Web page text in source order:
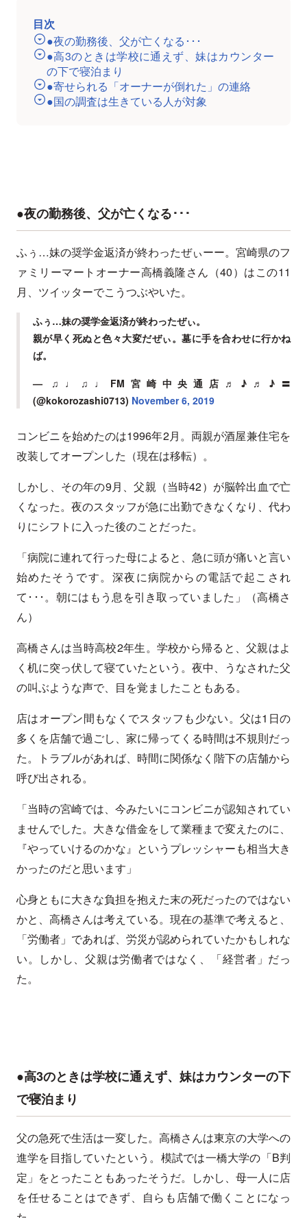
目次
●夜の勤務後、父が亡くなる･･･
●高3のときは学校に通えず、妹はカウンター
の下で寝泊まり
●寄せられる「オーナーが倒れた」の連絡
●国の調査は生きている人が対象
●夜の勤務後、父が亡くなる･･･
ふぅ…妹の奨学金返済が終わったぜぃーー。宮崎県のフ
ァミリーマートオーナー高橋義隆さん（40）はこの11
月、ツイッターでこうつぶやいた。
ふぅ…妹の奨学金返済が終わったぜぃ。
親が早く死ぬと色々大変だぜぃ。墓に手を合わせに行かね
ば。
— ♫♩♫♩FM宮崎中央通店♬♪♬♪〓
(@kokorozashi0713) November 6, 2019
コンビニを始めたのは1996年2月。両親が酒屋兼住宅を
改装してオープンした（現在は移転）。
しかし、その年の9月、父親（当時42）が脳幹出血で亡
くなった。夜のスタッフが急に出勤できなくなり、代わ
りにシフトに入った後のことだった。
「病院に連れて行った母によると、急に頭が痛いと言い
始めたそうです。深夜に病院からの電話で起こされ
て･･･。朝にはもう息を引き取っていました」（高橋さ
ん）
高橋さんは当時高校2年生。学校から帰ると、父親はよ
く机に突っ伏して寝ていたという。夜中、うなされた父
の叫ぶような声で、目を覚ましたこともある。
店はオープン間もなくでスタッフも少ない。父は1日の
多くを店舗で過ごし、家に帰ってくる時間は不規則だっ
た。トラブルがあれば、時間に関係なく階下の店舗から
呼び出される。
「当時の宮崎では、今みたいにコンビニが認知されてい
ませんでした。大きな借金をして業種まで変えたのに、
『やっていけるのかな』というプレッシャーも相当大き
かったのだと思います」
心身ともに大きな負担を抱えた末の死だったのではない
かと、高橋さんは考えている。現在の基準で考えると、
「労働者」であれば、労災が認められていたかもしれな
い。しかし、父親は労働者ではなく、「経営者」だっ
た。
●高3のときは学校に通えず、妹はカウンターの下
で寝泊まり
父の急死で生活は一変した。高橋さんは東京の大学への
進学を目指していたという。模試では一橋大学の「B判
定」をとったこともあったそうだ。しかし、母一人に店
を任せることはできず、自らも店舗で働くことになっ